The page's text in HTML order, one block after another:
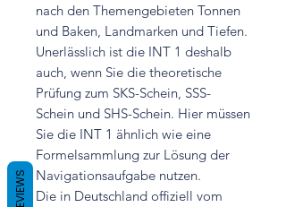
nach den Themengebieten Tonnen
und Baken, Landmarken und Tiefen.
Unerlässlich ist die INT 1 deshalb
auch, wenn Sie die theoretische
Prüfung zum SKS-Schein, SSS-
Schein und SHS-Schein. Hier müssen
Sie die INT 1 ähnlich wie eine
Formelsammlung zur Lösung der
Navigationsaufgabe nutzen.
Die in Deutschland offiziell vom
REVIEWS